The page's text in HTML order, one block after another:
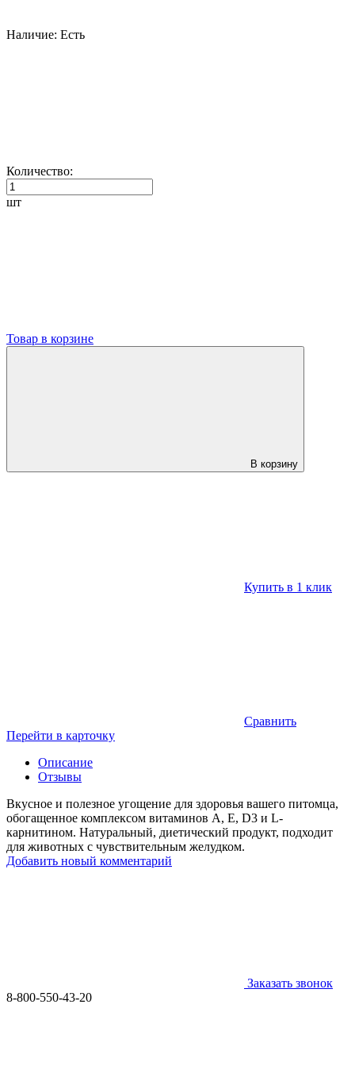
Наличие: Есть
Количество:
шт
Товар в корзине
В корзину
Купить в 1 клик
Сравнить
Перейти в карточку
Описание
Отзывы
Вкусное и полезное угощение для здоровья вашего питомца,
обогащенное комплексом витаминов A, E, D3 и L-
карнитином. Натуральный, диетический продукт, подходит
для животных с чувствительным желудком.
Добавить новый комментарий
Заказать звонок
8-800-550-43-20